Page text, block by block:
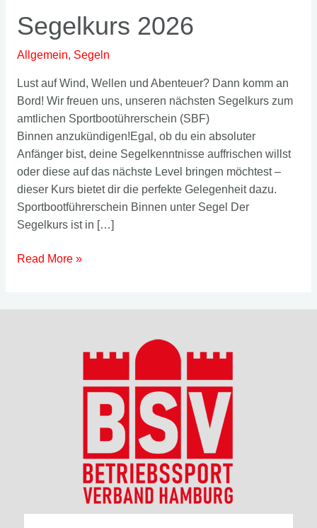
Segelkurs 2026
Allgemein, Segeln
Lust auf Wind, Wellen und Abenteuer? Dann komm an
Bord! Wir freuen uns, unseren nächsten Segelkurs zum
amtlichen Sportbootührerschein (SBF)
Binnen anzukündigen!Egal, ob du ein absoluter
Anfänger bist, deine Segelkenntnisse auffrischen willst
oder diese auf das nächste Level bringen möchtest –
dieser Kurs bietet dir die perfekte Gelegenheit dazu.
Sportbootführerschein Binnen unter Segel Der
Segelkurs ist in […]
Segelkurs
Read More »